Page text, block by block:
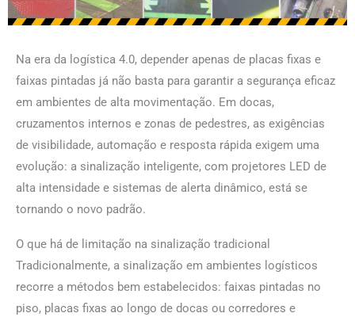
Na era da logística 4.0, depender apenas de placas fixas e
faixas pintadas já não basta para garantir a segurança eficaz
em ambientes de alta movimentação. Em docas,
cruzamentos internos e zonas de pedestres, as exigências
de visibilidade, automação e resposta rápida exigem uma
evolução: a sinalização inteligente, com projetores LED de
alta intensidade e sistemas de alerta dinâmico, está se
tornando o novo padrão.
O que há de limitação na sinalização tradicional
Tradicionalmente, a sinalização em ambientes logísticos
recorre a métodos bem estabelecidos: faixas pintadas no
piso, placas fixas ao longo de docas ou corredores e